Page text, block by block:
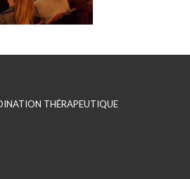
THÉRAPEUTIQUE